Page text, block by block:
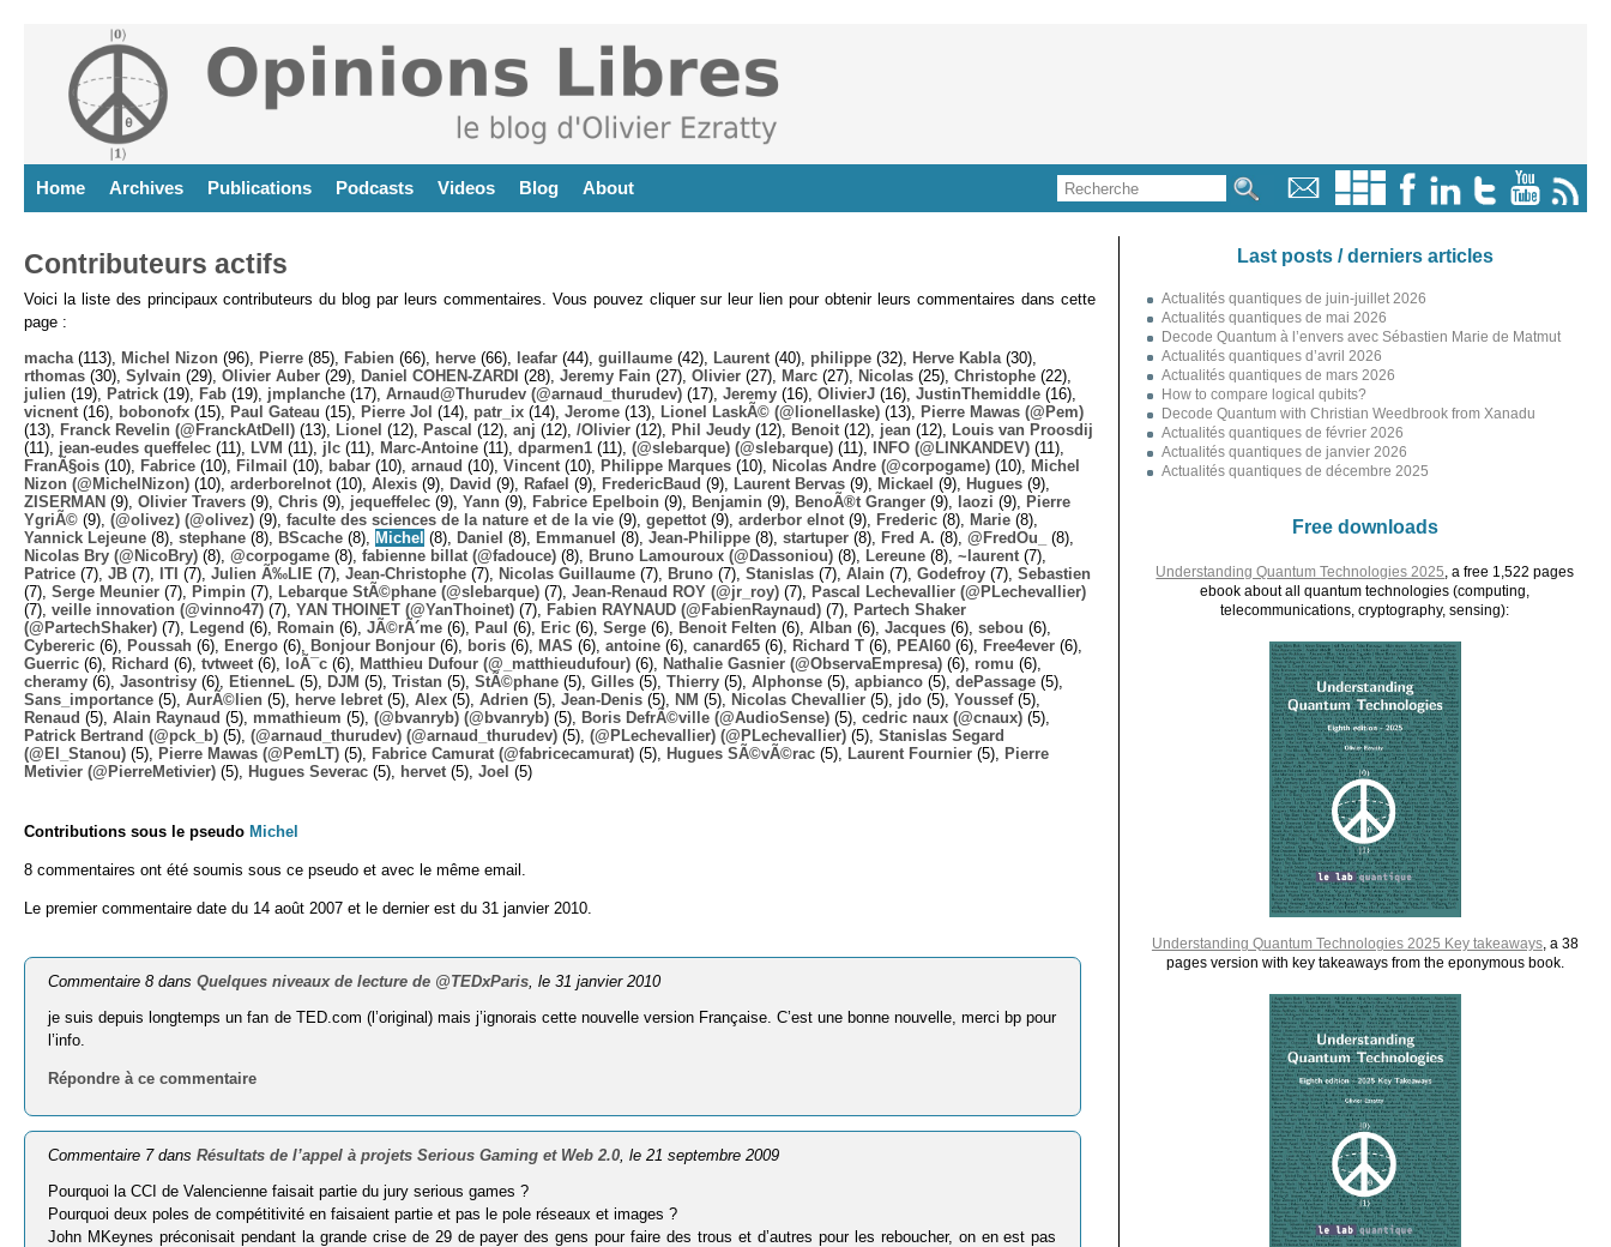
Home Archives Publications Podcasts Videos Blog About
Contributeurs actifs
Voici la liste des principaux contributeurs du blog par leurs commentaires. Vous pouvez cliquer sur leur lien pour obtenir leurs commentaires dans cette
page :
macha (113), Michel Nizon (96), Pierre (85), Fabien (66), herve (66), leafar (44), guillaume (42), Laurent (40), philippe (32), Herve Kabla (30),
rthomas (30), Sylvain (29), Olivier Auber (29), Daniel COHEN-ZARDI (28), Jeremy Fain (27), Olivier (27), Marc (27), Nicolas (25), Christophe (22),
julien (19), Patrick (19), Fab (19), jmplanche (17), Arnaud@Thurudev (@arnaud_thurudev) (17), Jeremy (16), OlivierJ (16), JustinThemiddle (16),
vicnent (16), bobonofx (15), Paul Gateau (15), Pierre Jol (14), patr_ix (14), Jerome (13), Lionel LaskÃ© (@lionellaske) (13),
Pierre Mawas (@Pem)
(13),
Franck Revelin (@FranckAtDell) (13), Lionel (12), Pascal (12), anj (12), /Olivier (12), Phil Jeudy (12), Benoit (12), jean (12),
Louis van Proosdij
(11), jean-eudes queffelec (11), LVM (11), jlc (11), Marc-Antoine (11), dparmen1 (11), (@slebarque) (@slebarque) (11), INFO (@LINKANDEV) (11),
FranÃ§ois (10), Fabrice (10), Filmail (10), babar (10), arnaud (10), Vincent (10), Philippe Marques (10), Nicolas Andre (@corpogame) (10),
Michel
Nizon (@MichelNizon) (10), arderborelnot (10), Alexis (9), David (9), Rafael (9), FredericBaud (9), Laurent Bervas (9), Mickael (9), Hugues (9),
ZISERMAN (9), Olivier Travers (9), Chris (9), jequeffelec (9), Yann (9), Fabrice Epelboin (9), Benjamin (9), BenoÃ®t Granger (9), laozi (9),
Pierre
YgriÃ© (9), (@olivez) (@olivez) (9), faculte des sciences de la nature et de la vie (9), gepettot (9), arderbor elnot (9), Frederic (8), Marie (8),
Yannick Lejeune (8), stephane (8), BScache (8), Michel (8), Daniel (8), Emmanuel (8), Jean-Philippe (8), startuper (8), Fred A. (8), @FredOu_
(8),
Nicolas Bry (@NicoBry) (8), @corpogame (8), fabienne billat (@fadouce) (8), Bruno Lamouroux (@Dassoniou) (8), Lereune (8), ~laurent (7),
Patrice (7), JB (7), ITI (7), Julien Ã‰LIE (7), Jean-Christophe (7), Nicolas Guillaume (7), Bruno (7), Stanislas (7), Alain (7), Godefroy (7), Sebastien
(7), Serge Meunier (7), Pimpin (7), Lebarque StÃ©phane (@slebarque) (7), Jean-Renaud ROY (@jr_roy) (7),
Pascal Lechevallier (@PLechevallier)
(7), veille innovation (@vinno47) (7), YAN THOINET (@YanThoinet) (7), Fabien RAYNAUD (@FabienRaynaud) (7),
Partech Shaker
(@PartechShaker) (7), Legend (6), Romain (6), JÃ©rÃ´me (6), Paul (6), Eric (6), Serge (6), Benoit Felten (6), Alban (6), Jacques (6), sebou (6),
Cybereric (6), Poussah (6), Energo (6), Bonjour Bonjour (6), boris (6), MAS (6), antoine (6), canard65 (6), Richard T (6), PEAI60 (6), Free4ever (6),
Guerric (6), Richard (6), tvtweet (6), loÃ¯c (6), Matthieu Dufour (@_matthieudufour) (6), Nathalie Gasnier (@ObservaEmpresa) (6), romu (6),
cheramy (6), Jasontrisy (6), EtienneL (5), DJM (5), Tristan (5), StÃ©phane (5), Gilles (5), Thierry (5), Alphonse (5), apbianco (5), dePassage (5),
Sans_importance (5), AurÃ©lien (5), herve lebret (5), Alex (5), Adrien (5), Jean-Denis (5), NM (5), Nicolas Chevallier (5), jdo (5), Youssef(5),
Renaud (5), Alain Raynaud (5), mmathieum (5), (@bvanryb) (@bvanryb) (5), Boris DefrÃ©ville (@AudioSense) (5), cedric naux (@cnaux) (5),
Patrick Bertrand (@pck_b) (5), (@arnaud_thurudev) (@arnaud_thurudev) (5), (@PLechevallier) (@PLechevallier) (5), Stanislas Segard
(@El_Stanou) (5), Pierre Mawas (@PemLT) (5), Fabrice Camurat (@fabricecamurat) (5), Hugues SÃ©vÃ©rac (5), Laurent Fournier (5),
Pierre
Metivier (@PierreMetivier) (5), Hugues Severac (5), hervet (5), Joel (5)
Contributions sous le pseudo Michel
8 commentaires ont été soumis sous ce pseudo et avec le même email.
Le premier commentaire date du 14 août 2007 et le dernier est du 31 janvier 2010.
Commentaire 8 dansQuelques niveaux de lecture de @TEDxParis, le 31 janvier 2010
je suis depuis longtemps un fan de TED.com (l’original) mais j’ignorais cette nouvelle version Française. C’est une bonne nouvelle, merci bp pour
l’info.
Répondre à ce commentaire
Commentaire 7 dansRésultats de l’appel à projets Serious Gaming et Web 2.0 , le 21 septembre 2009
Pourquoi la CCI de Valencienne faisait partie du jury serious games ?
Pourquoi deux poles de compétitivité en faisaient partie et pas le pole réseaux et images ?
John MKeynes préconisait pendant la grande crise de 29 de payer des gens pour faire des trous et d’autres pour les reboucher, on en est pas
Last posts / derniers articles
Actualités quantiques de juin-juillet 2026
Actualités quantiques de mai 2026
Decode Quantum à l’envers avec Sébastien Marie de Matmut
Actualités quantiques d’avril 2026
Actualités quantiques de mars 2026
How to compare logical qubits?
Decode Quantum with Christian Weedbrook from Xanadu
Actualités quantiques de février 2026
Actualités quantiques de janvier 2026
Actualités quantiques de décembre 2025
Free downloads
Understanding Quantum Technologies 2025 , a free 1,522 pages
ebook about all quantum technologies (computing,
telecommunications, cryptography, sensing):
Understanding Quantum Technologies 2025 Key takeaways, a 38
pages version with key takeaways from the eponymous book.